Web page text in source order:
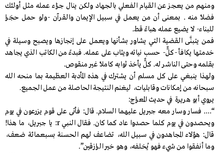
ومنهم من يعجز عن القيام الفعلي بالجهاد ولكن ينال جزاء عمله مثل أولئك
فضلاً منه . بمعنى أن من يعمل في سبيل الإيمان والقرآن -ولو حمل حجَرا
للبناء- لا يضيع عمله هباءً قط.
فمن يتبنَّى القضية التي يشاور بشأنها ويعمل على إنجازها ويصبح وسيلة في
خدمتها يكافأ -كلٌّ- حسب نياته ويثاب على عمله. فبدءً من الكاتب الذي يجاهد
بقلمه وحتى الناشر له. كلٌّ يأخذ ثوابه كاملاً غير منقوص.
ولهذا ينبغي على كل مسلم أن يشترك في هذه المأدبة العظيمة بما منحه الله
سبحانه من إمكانات وقابليات، ليغنم النتيجة الحاصلة من عمل الجميع.
يروي أبو هريرة في حديث المعراج:
“…. فسار وسار معه جبريل عليهما السلام. قال: فأتى على قوم يزرعون في يوم
ويحصدون في يوم كلما حصدوا عاد كما كان. فقال النبي r: يا جبريل، ما هذا!
قال: هؤلاء المجاهدون في سبيل الله، تضاعف لهم الحسنة بسبعمائة ضعف،
وما أنفقوا من شيء فهو يُخلفه، وهو خير الرازقين”.